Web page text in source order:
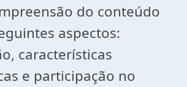
do conteúdo
aspectos:
características
e participação no